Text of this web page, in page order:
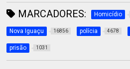
MARCADORES: Homicídio
Nova Iguaçu 16856 polícia 4678
prisão 1031